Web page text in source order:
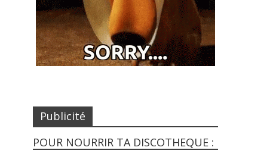
Publicité
POUR NOURRIR TA DISCOTHEQUE :